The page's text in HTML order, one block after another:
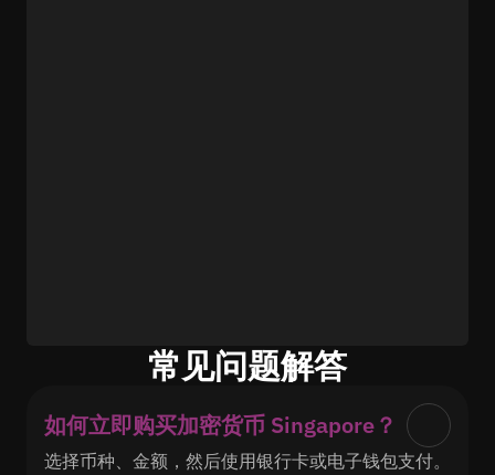
常见问题解答
如何立即购买加密货币 Singapore？
选择币种、金额，然后使用银行卡或电子钱包支付。